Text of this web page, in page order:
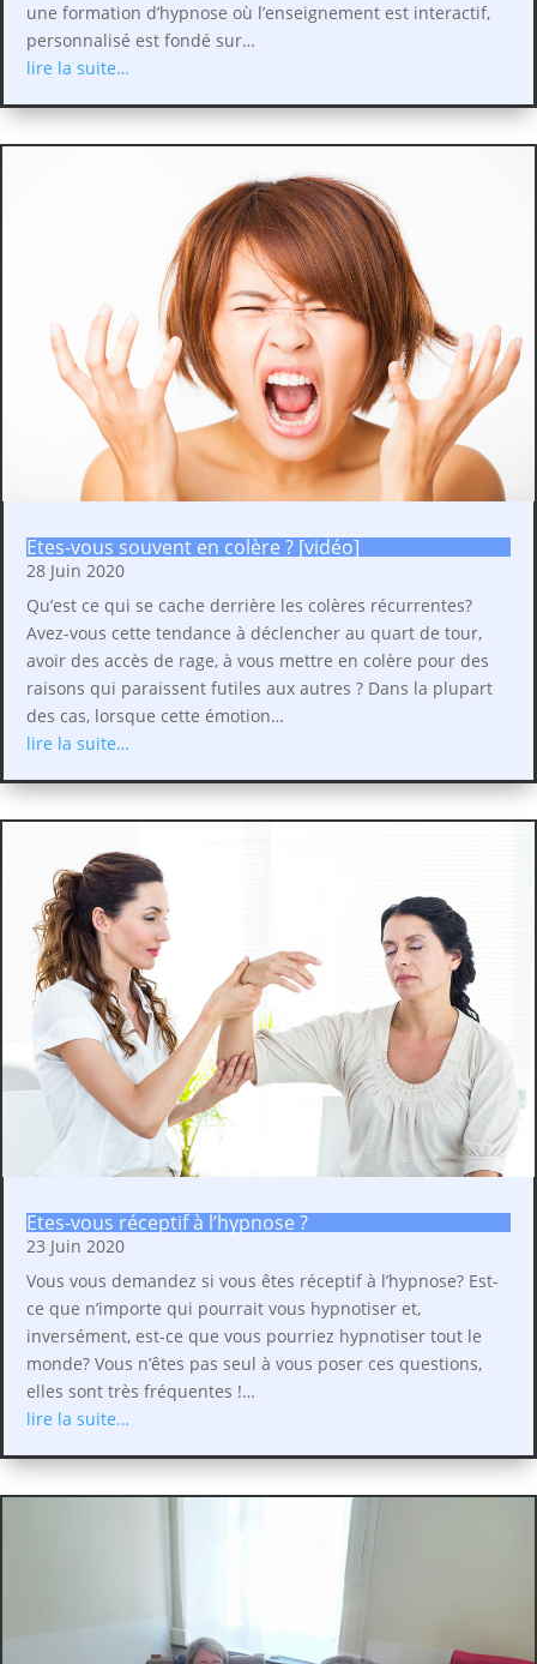
une formation d’hypnose où l’enseignement est interactif,
personnalisé est fondé sur…
lire la suite…
Etes-vous souvent en colère ? [vidéo]
28 Juin 2020
Qu’est ce qui se cache derrière les colères récurrentes?
Avez-vous cette tendance à déclencher au quart de tour,
avoir des accès de rage, à vous mettre en colère pour des
raisons qui paraissent futiles aux autres ? Dans la plupart
des cas, lorsque cette émotion…
lire la suite…
Etes-vous réceptif à l’hypnose ?
23 Juin 2020
Vous vous demandez si vous êtes réceptif à l’hypnose? Est-
ce que n’importe qui pourrait vous hypnotiser et,
inversément, est-ce que vous pourriez hypnotiser tout le
monde? Vous n’êtes pas seul à vous poser ces questions,
elles sont très fréquentes !…
lire la suite…